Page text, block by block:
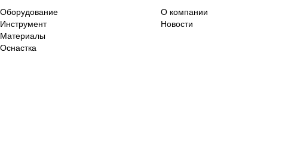
Оборудование
Инструмент
Материалы
Оснастка
О компании
Новости